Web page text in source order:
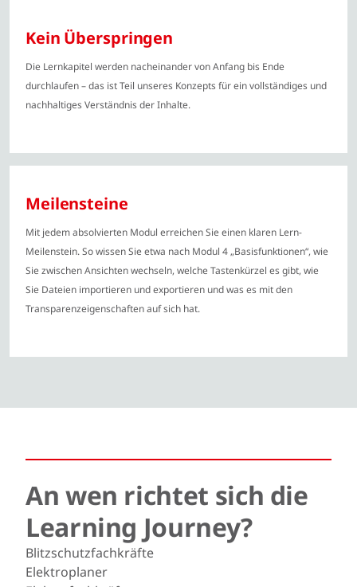
Kein Überspringen
Die Lernkapitel werden nacheinander von Anfang bis Ende
durchlaufen – das ist Teil unseres Konzepts für ein vollständiges und
nachhaltiges Verständnis der Inhalte.
Meilensteine
Mit jedem absolvierten Modul erreichen Sie einen klaren Lern-
Meilenstein. So wissen Sie etwa nach Modul 4 „Basisfunktionen“, wie
Sie zwischen Ansichten wechseln, welche Tastenkürzel es gibt, wie
Sie Dateien importieren und exportieren und was es mit den
Transparenzeigenschaften auf sich hat.
An wen richtet sich die
Learning Journey?
Blitzschutzfachkräfte
Elektroplaner